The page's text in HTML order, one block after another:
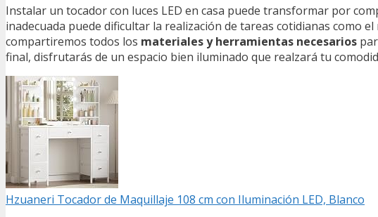
Instalar un tocador con luces LED en casa puede transformar por
inadecuada puede dificultar la realización de tareas cotidianas como
compartiremos todos los materiales y herramientas necesarios
final, disfrutarás de un espacio bien iluminado que realzará tu
Hzuaneri Tocador de Maquillaje 108 cm con Iluminación LED, Blanco